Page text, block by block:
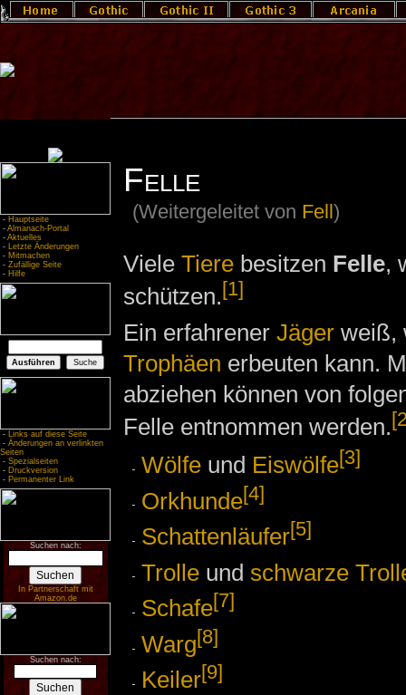
- Hauptseite
- Almanach-Portal
- Aktuelles
- Letzte Änderungen
- Mitmachen
- Zufällige Seite
- Hilfe
- Links auf diese Seite
- Änderungen an verlinkten
Seiten
- Spezialseiten
- Druckversion
- Permanenter Link
Suchen nach:
In Partnerschaft mit
Amazon.de
Suchen nach:
Felle
(Weitergeleitet von Fell)
Viele Tierebesitzen Felle,
schützen.[1]
Ein erfahrener Jägerweiß,
Trophäen erbeuten kann.
abziehen können von
Felle entnommen werden.
Wölfe und Eiswölfe[3]
Orkhunde[4]
Schattenläufer[5]
Trolle und schwarze
Schafe[7]
Warg[8]
Keiler[9]